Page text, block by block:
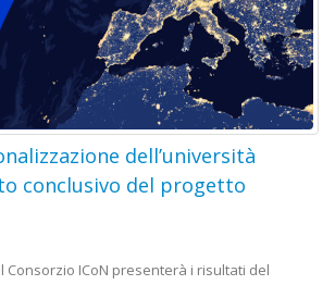
dell’università
conclusivo del progetto
Consorzio ICoN presenterà i risultati del